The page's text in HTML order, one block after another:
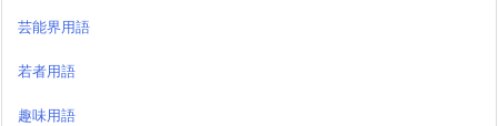
芸能界用語
若者用語
趣味用語